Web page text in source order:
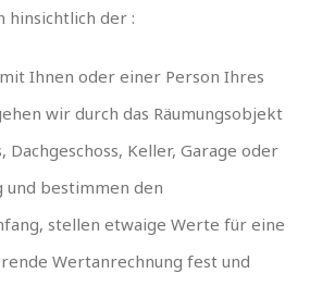
hinsichtlich der :
Ihnen oder einer Person Ihres
wir durch das Räumungsobjekt
Dachgeschoss, Keller, Garage oder
und bestimmen den
stellen etwaige Werte für eine
Wertanrechnung fest und